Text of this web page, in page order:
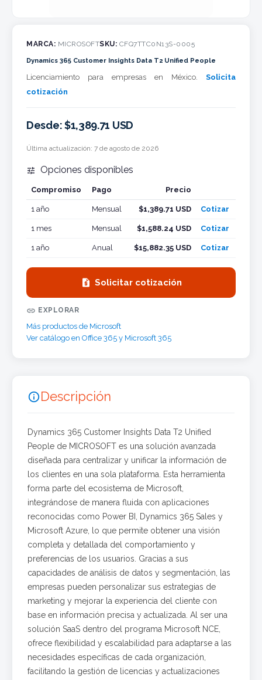
MARCA: MICROSOFTSKU: CFQ7TTC0N13S-0005
Dynamics 365 Customer Insights Data T2 Unified People
Licenciamiento para empresas en México. Solicita
cotización
Desde: $1,389.71 USD
Última actualización: 7 de agosto de 2026
 Opciones disponibles
Compromiso Pago Precio
1 año
Mensual $1,389.71 USD Cotizar
1 mes Mensual $1,588.24 USD Cotizar
1 año Anual $15,882.35 USD Cotizar
 Solicitar cotización
 EXPLORAR
Más productos de Microsoft
Ver catálogo en Office 365 y Microsoft 365
Descripción
Dynamics 365 Customer Insights Data T2 Unified
People de MICROSOFT es una solución avanzada
diseñada para centralizar y unificar la información de
los clientes en una sola plataforma. Esta herramienta
forma parte del ecosistema de Microsoft,
integrándose de manera fluida con aplicaciones
reconocidas como Power BI, Dynamics 365 Sales y
Microsoft Azure, lo que permite obtener una visión
completa y detallada del comportamiento y
preferencias de los usuarios. Gracias a sus
capacidades de análisis de datos y segmentación, las
empresas pueden personalizar sus estrategias de
marketing y mejorar la experiencia del cliente con
base en información precisa y actualizada. Al ser una
solución SaaS dentro del programa Microsoft NCE,
ofrece flexibilidad y escalabilidad para adaptarse a las
necesidades específicas de cada organización,
facilitando la gestión de licencias y actualizaciones